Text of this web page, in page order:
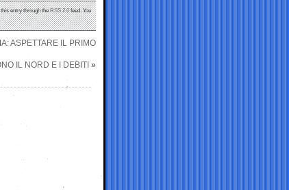
entry through theRSS 2.0feed. You
ASPETTARE IL PRIMO
IL NORD E I DEBITI »